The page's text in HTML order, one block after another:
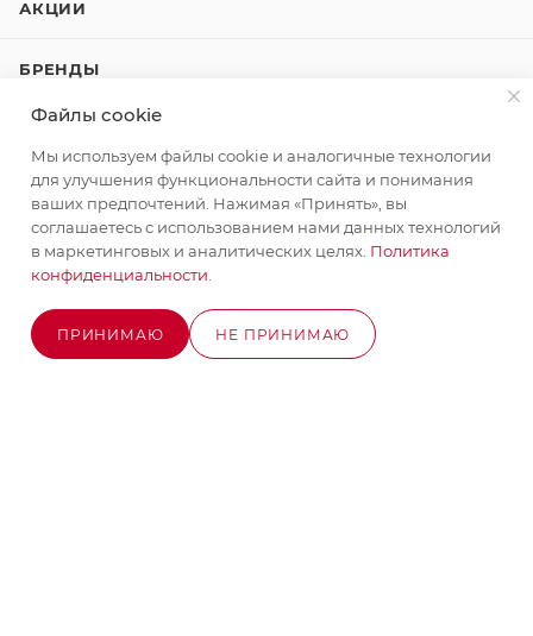
ОЖИДАЕТСЯ ПОСТУПЛЕНИЕ
АКЦИИ
БРЕНДЫ
КАК КУПИТЬ
КОНТАКТЫ
+7 (495) 580-58-52 ЗАКАЗАТЬ ЗВОНОК
Файлы cookie
Мы используем файлы cookie и аналогичные технологии
для улучшения функциональности сайта и понимания
ваших предпочтений. Нажимая «Принять», вы
соглашаетесь с использованием нами данных технологий
в маркетинговых и аналитических целях. Политика
конфиденциальности
ПРИНИМАЮ НЕ ПРИНИМАЮ